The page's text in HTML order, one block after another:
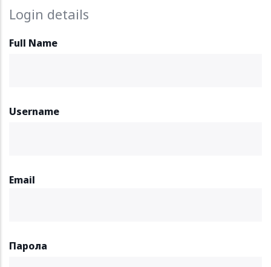
Login details
Full Name
Username
Email
Парола